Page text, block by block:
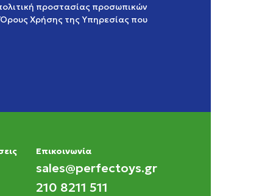
προστασίας προσωπικών
Όρους Χρήσης της Υπηρεσίας που
Eπικοινωνία
sales@perfectoys.gr
210 8211 511